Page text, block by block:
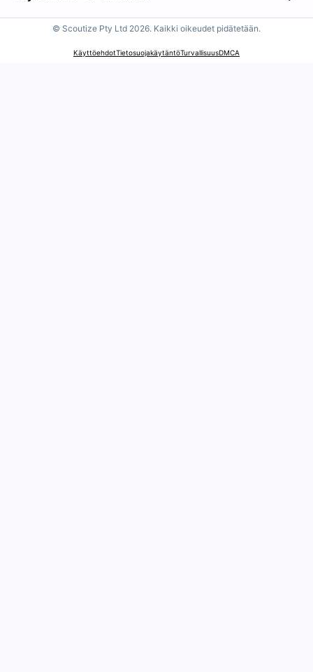
Ottaa yhteyttä
Tiedostojen säilytyskäytäntö
Täytettävät PDF-tiedostot
© Scoutize Pty Ltd 2026. Kaikki oikeudet pidätetään.
KäyttöehdotTietosuojakäytäntöTurvallisuusDMCA